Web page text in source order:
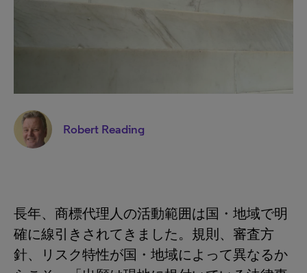
Robert Reading
長年、商標代理人の活動範囲は国・地域で明
確に線引きされてきました。規則、審査方
針、リスク特性が国・地域によって異なるか